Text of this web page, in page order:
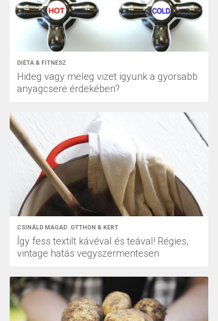
DIÉTA & FITNESZ
Hideg vagy meleg vizet igyunk a gyorsabb
anyagcsere érdekében?
CSINÁLD MAGAD OTTHON & KERT
Így fess textilt kávéval és teával! Régies,
vintage hatás vegyszermentesen